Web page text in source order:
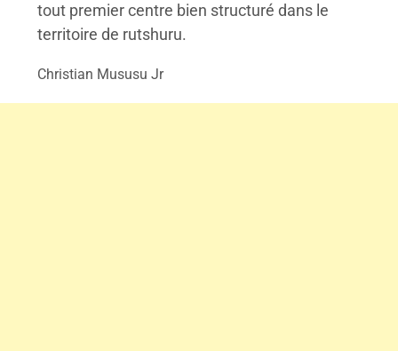
tout premier centre bien structuré dans le
territoire de rutshuru.
Christian Mususu Jr